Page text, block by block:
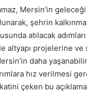
Mersin’in
şehrin
atılacak adımları
altyapı projelerine
daha
hız verilmesi
çeken bu